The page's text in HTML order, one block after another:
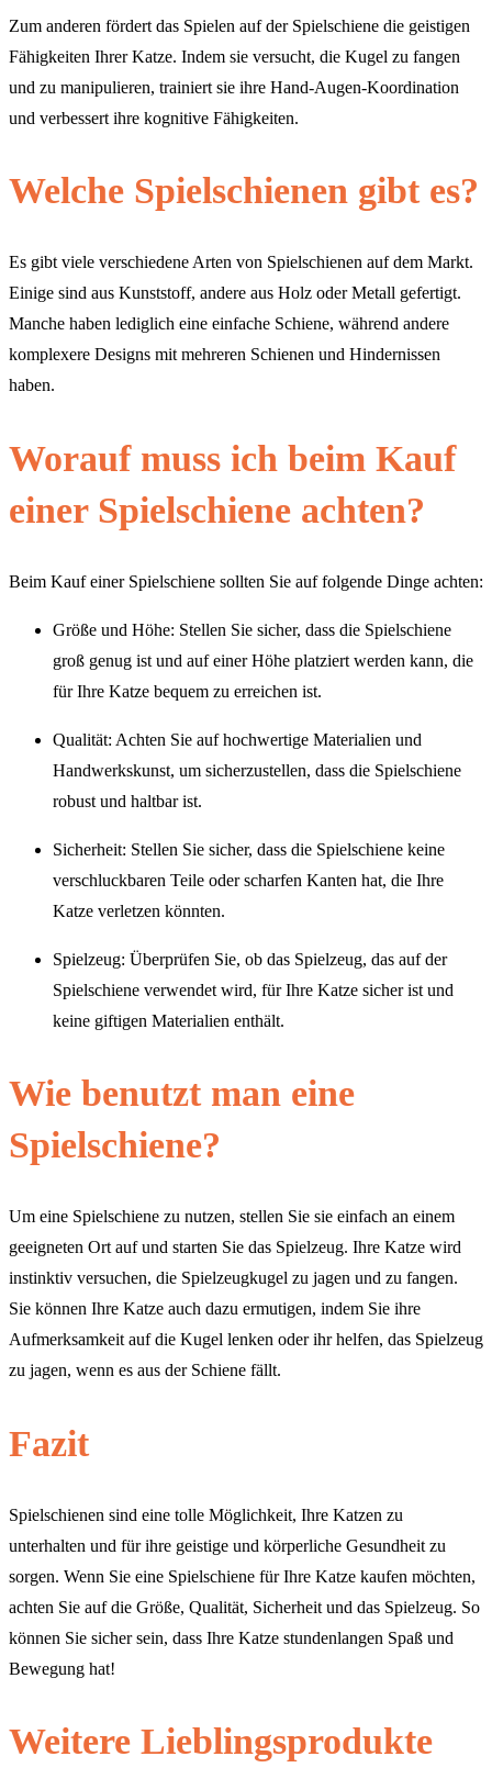
Zum anderen fördert das Spielen auf der Spielschiene die geistigen
Fähigkeiten Ihrer Katze. Indem sie versucht, die Kugel zu fangen
und zu manipulieren, trainiert sie ihre Hand-Augen-Koordination
und verbessert ihre kognitive Fähigkeiten.
Welche Spielschienen gibt es?
Es gibt viele verschiedene Arten von Spielschienen auf dem Markt.
Einige sind aus Kunststoff, andere aus Holz oder Metall gefertigt.
Manche haben lediglich eine einfache Schiene, während andere
komplexere Designs mit mehreren Schienen und Hindernissen
haben.
Worauf muss ich beim Kauf
einer Spielschiene achten?
Beim Kauf einer Spielschiene sollten Sie auf folgende Dinge achten:
Größe und Höhe: Stellen Sie sicher, dass die Spielschiene
groß genug ist und auf einer Höhe platziert werden kann, die
für Ihre Katze bequem zu erreichen ist.
Qualität: Achten Sie auf hochwertige Materialien und
Handwerkskunst, um sicherzustellen, dass die Spielschiene
robust und haltbar ist.
Sicherheit: Stellen Sie sicher, dass die Spielschiene keine
verschluckbaren Teile oder scharfen Kanten hat, die Ihre
Katze verletzen könnten.
Spielzeug: Überprüfen Sie, ob das Spielzeug, das auf der
Spielschiene verwendet wird, für Ihre Katze sicher ist und
keine giftigen Materialien enthält.
Wie benutzt man eine
Spielschiene?
Um eine Spielschiene zu nutzen, stellen Sie sie einfach an einem
geeigneten Ort auf und starten Sie das Spielzeug. Ihre Katze wird
instinktiv versuchen, die Spielzeugkugel zu jagen und zu fangen.
Sie können Ihre Katze auch dazu ermutigen, indem Sie ihre
Aufmerksamkeit auf die Kugel lenken oder ihr helfen, das Spielzeug
zu jagen, wenn es aus der Schiene fällt.
Fazit
Spielschienen sind eine tolle Möglichkeit, Ihre Katzen zu
unterhalten und für ihre geistige und körperliche Gesundheit zu
sorgen. Wenn Sie eine Spielschiene für Ihre Katze kaufen möchten,
achten Sie auf die Größe, Qualität, Sicherheit und das Spielzeug. So
können Sie sicher sein, dass Ihre Katze stundenlangen Spaß und
Bewegung hat!
Weitere Lieblingsprodukte